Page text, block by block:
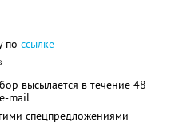
по ссылке
высылается в течение 48
mail
спецпредложениями